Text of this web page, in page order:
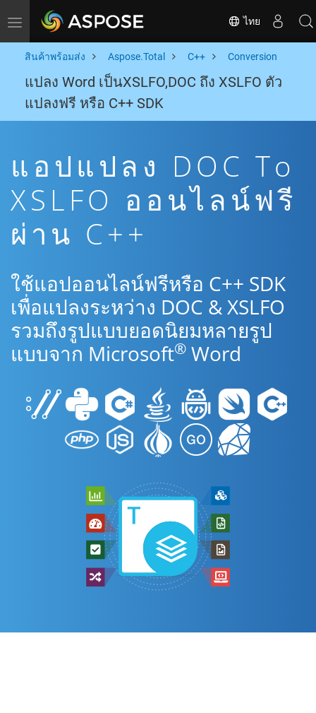
Toggle navigation ไทย
สินค้าพร้อมส่ง Aspose.Total C++ Conversion
แปลง Word เป็นXSLFO,DOC ถึง XSLFO ตัว
แปลงฟรี หรือ C++ SDK
แอปแปลง DOC To
XSLFO ออนไลน์ฟรี
ผ่าน C++
ใช้แอปออนไลน์ฟรีหรือ C++ SDK
เพื่อแปลงระหว่าง DOC & XSLFO
รวมถึงรูปแบบยอดนิยมหลายรูป
แบบจาก Microsoft® Word